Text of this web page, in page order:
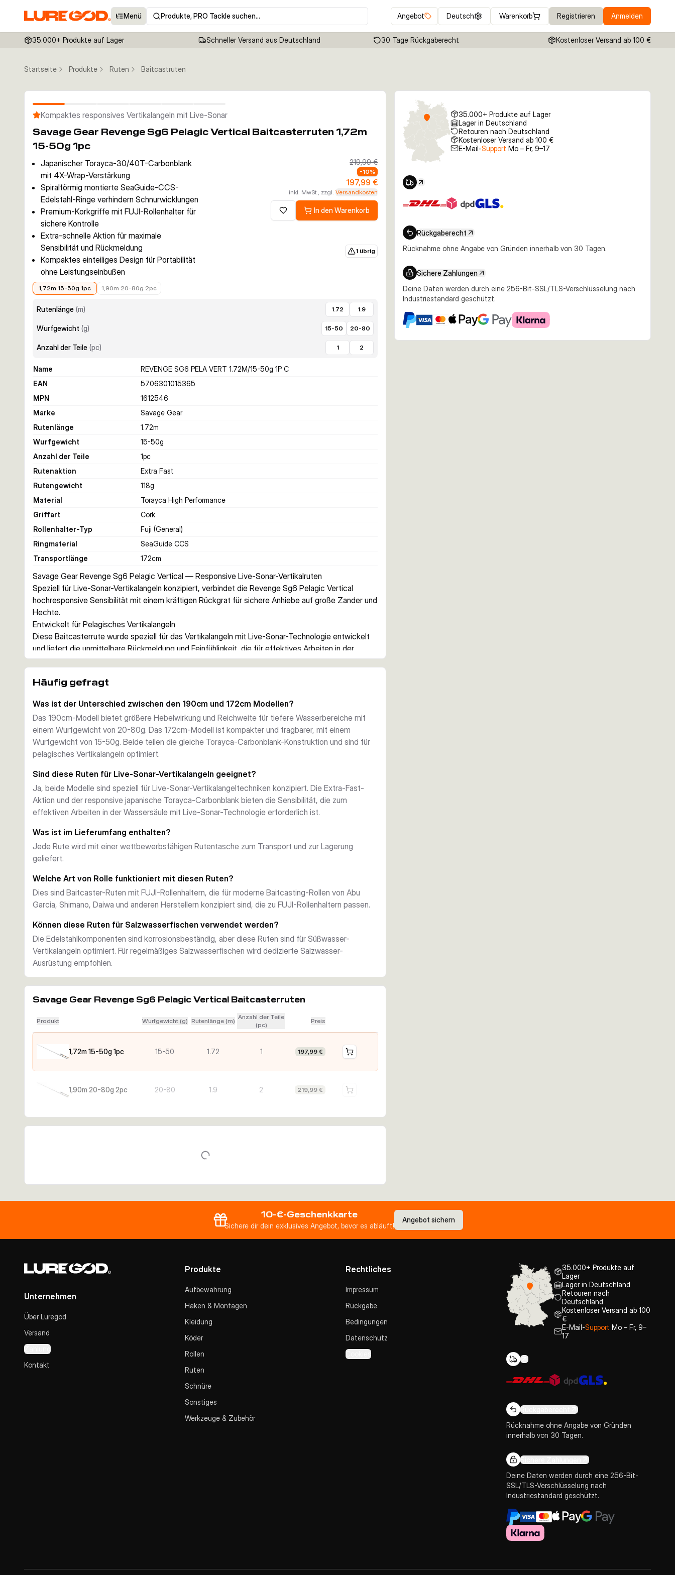
Menü Produkte, PRO Tackle suchen… Angebot Deutsch Warenkorb Registrieren Anmelden
35.000+ Produkte auf Lager Schneller Versand aus Deutschland 30 Tage Rückgaberecht Kostenloser Versand ab 100 €
Startseite Produkte Ruten Baitcastruten
Kompaktes responsives Vertikalangeln mit Live-Sonar
Savage Gear Revenge Sg6 Pelagic Vertical Baitcasterruten 1,72m
15-50g 1pc
Japanischer Torayca-30/40T-Carbonblank
mit 4X-Wrap-Verstärkung
Spiralförmig montierte SeaGuide-CCS-
Edelstahl-Ringe verhindern Schnurwicklungen
Premium-Korkgriffe mit FUJI-Rollenhalter für
sichere Kontrolle
Extra-schnelle Aktion für maximale
Sensibilität und Rückmeldung
Kompaktes einteiliges Design für Portabilität
ohne Leistungseinbußen
219,99 €
-10%
197,99 €
inkl. MwSt., zzgl.Versandkosten
Zur Wunschliste hinzufügen
In den Warenkorb
1 übrig
1,72m 15-50g 1pc
1,90m 20-80g 2pc
Rutenlänge (m) 1.72 1.9
Wurfgewicht (g) 15-50 20-80
Anzahl der Teile (pc) 1 2
Name
REVENGE SG6 PELA VERT 1.72M/15-50g 1P C
EAN
5706301015365
MPN
1612546
Marke
Savage Gear
Rutenlänge
1.72m
Wurfgewicht
15-50g
Anzahl der Teile
1pc
Rutenaktion
Extra Fast
Rutengewicht
118g
Material
Torayca High Performance
Griffart
Cork
Rollenhalter-Typ
Fuji (General)
Ringmaterial
SeaGuide CCS
Transportlänge
172cm
Savage Gear Revenge Sg6 Pelagic Vertical — Responsive Live-Sonar-Vertikalruten
Speziell für Live-Sonar-Vertikalangeln konzipiert, verbindet die Revenge Sg6 Pelagic Vertical
hochresponsive Sensibilität mit einem kräftigen Rückgrat für sichere Anhiebe auf große Zander und
Hechte.
Entwickelt für Pelagisches Vertikalangeln
Diese Baitcasterrute wurde speziell für das Vertikalangeln mit Live-Sonar-Technologie entwickelt
und liefert die unmittelbare Rückmeldung und Feinfühligkeit, die für effektives Arbeiten in der
Wassersäule erforderlich ist. Der schnelle japanische Torayca-30/40T-Carbonblank bietet eine
Verstärkung für Haltbarkeit unter anspruchsvollen Bedingungen.
Das spiralförmig montierte SeaGuide-CCS-Ringsystem verhindert Schnurwicklungen beim
intensiven Vertikalangeln, während Premium-Korkgriffe und FUJI-Rollenhalter-Technik zuverlässige
Leistung während langer Sessions gewährleisten. Wird mit einer wettbewerbsfähigen Rutentasche
zum einfachen Transport geliefert.
Häufig gefragt
Was ist der Unterschied zwischen den 190cm und 172cm Modellen?
Das 190cm-Modell bietet größere Hebelwirkung und Reichweite für tiefere Wasserbereiche mit
einem Wurfgewicht von 20-80g. Das 172cm-Modell ist kompakter und tragbarer, mit einem
Wurfgewicht von 15-50g. Beide teilen die gleiche Torayca-Carbonblank-Konstruktion und sind für
pelagisches Vertikalangeln optimiert.
Sind diese Ruten für Live-Sonar-Vertikalangeln geeignet?
Ja, beide Modelle sind speziell für Live-Sonar-Vertikalangeltechniken konzipiert. Die Extra-Fast-
Aktion und der responsive japanische Torayca-Carbonblank bieten die Sensibilität, die zum
effektiven Arbeiten in der Wassersäule mit Live-Sonar-Technologie erforderlich ist.
Was ist im Lieferumfang enthalten?
Jede Rute wird mit einer wettbewerbsfähigen Rutentasche zum Transport und zur Lagerung
geliefert.
Welche Art von Rolle funktioniert mit diesen Ruten?
Dies sind Baitcaster-Ruten mit FUJI-Rollenhaltern, die für moderne Baitcasting-Rollen von Abu
Garcia, Shimano, Daiwa und anderen Herstellern konzipiert sind, die zu FUJI-Rollenhaltern passen.
Können diese Ruten für Salzwasserfischen verwendet werden?
Die Edelstahlkomponenten sind korrosionsbeständig, aber diese Ruten sind für Süßwasser-
Vertikalangeln optimiert. Für regelmäßiges Salzwasserfischen wird dedizierte Salzwasser-
Ausrüstung empfohlen.
Savage Gear Revenge Sg6 Pelagic Vertical Baitcasterruten
Produkt Wurfgewicht (g) Rutenlänge (m)
Anzahl der Teile
(pc)
Preis
1,72m 15-50g 1pc 15-50 1.72 1 197,99 €
1,90m 20-80g 2pc 20-80 1.9 2 219,99 €
35.000+ Produkte auf Lager
Lager in Deutschland
Retouren nach Deutschland
Kostenloser Versand ab 100 €
E-Mail-Support Mo – Fr, 9–17
Rückgaberecht
Rücknahme ohne Angabe von Gründen innerhalb von 30 Tagen.
Sichere Zahlungen
Deine Daten werden durch eine 256-Bit-SSL/TLS-Verschlüsselung nach
Industriestandard geschützt.
10-€-Geschenkkarte
Sichere dir dein exklusives Angebot, bevor es abläuft!
Angebot sichern
Unternehmen
Über Luregod
Versand
Zahlung
Kontakt
Produkte
Aufbewahrung
Haken & Montagen
Kleidung
Köder
Rollen
Ruten
Schnüre
Sonstiges
Werkzeuge & Zubehör
Rechtliches
Impressum
Rückgabe
Bedingungen
Datenschutz
Cookies
35.000+ Produkte auf
Lager
Lager in Deutschland
Retouren nach
Deutschland
Kostenloser Versand ab 100
€
E-Mail-Support Mo – Fr, 9–
17
Rückgaberecht
Rücknahme ohne Angabe von Gründen
innerhalb von 30 Tagen.
Sichere Zahlungen
Deine Daten werden durch eine 256-Bit-
SSL/TLS-Verschlüsselung nach
Industriestandard geschützt.